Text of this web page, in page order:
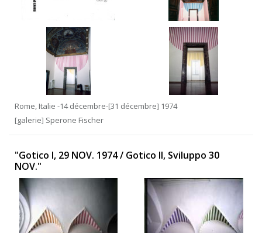
Rome, Italie -14 décembre-[31 décembre] 1974
[galerie] Sperone Fischer
"Gotico I, 29 NOV. 1974 / Gotico II, Sviluppo 30
NOV."